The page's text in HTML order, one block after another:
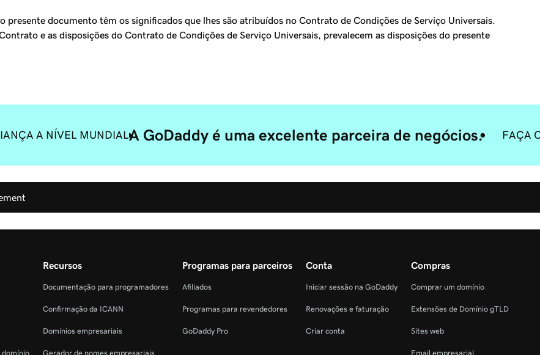
documento têm os significados que lhes são atribuídos no Contrato de Condições de Serviço Universais.
e as disposições do Contrato de Condições de Serviço Universais, prevalecem as disposições do presente
A NÍVEL MUNDIALA GoDaddy é uma excelente parceira de negócios. FAÇA
domínio
Recursos
Documentação para programadores
Confirmação da ICANN
Domínios empresariais
Gerador de nomes empresariais
Programas para parceiros
Afiliados
Programas para revendedores
GoDaddy Pro
Conta
Iniciar sessão na GoDaddy
Renovações e faturação
Criar conta
Compras
Comprar um domínio
Extensões de Domínio gTLD
Sites web
Email empresarial